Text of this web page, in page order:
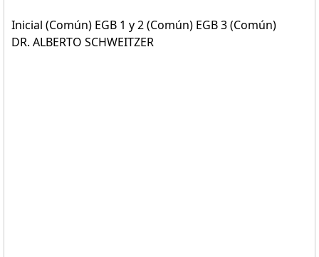
Inicial (Común) EGB 1 y 2 (Común) EGB 3 (Común)
DR. ALBERTO SCHWEITZER